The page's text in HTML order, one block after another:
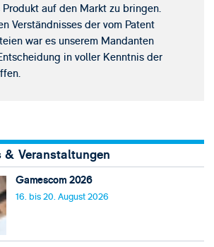
auf den Markt zu bringen.
Verständnisses der vom Patent
war es unserem Mandanten
in voller Kenntnis der
& Veranstaltungen
Gamescom 2026
16. bis 20. August 2026